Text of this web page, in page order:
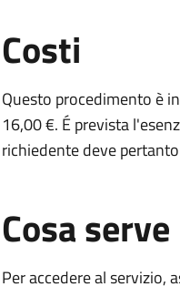
Costi
Questo procedimento è
16,00 €. É prevista
richiedente deve
Cosa serve
Per accedere al servizio,